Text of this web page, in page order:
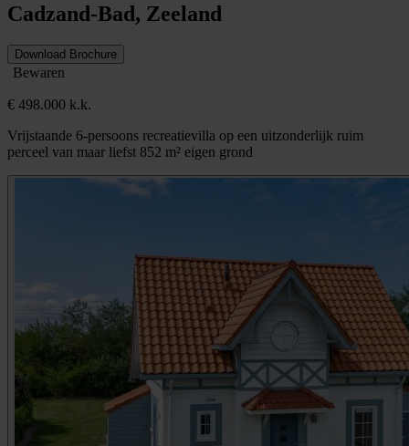
Cadzand-Bad, Zeeland
Download Brochure
Bewaren
€ 498.000 k.k.
Vrijstaande 6-persoons recreatievilla op een uitzonderlijk ruim
perceel van maar liefst 852 m² eigen grond